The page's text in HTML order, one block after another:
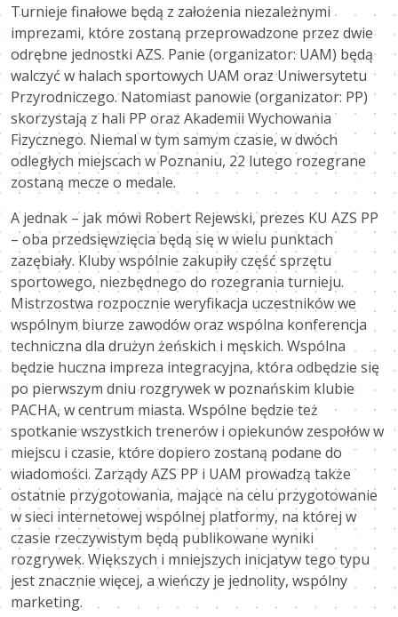
Turnieje finałowe będą z założenia niezależnymi
imprezami, które zostaną przeprowadzone przez dwie
odrębne jednostki AZS. Panie (organizator: UAM) będą
walczyć w halach sportowych UAM oraz Uniwersytetu
Przyrodniczego. Natomiast panowie (organizator: PP)
skorzystają z hali PP oraz Akademii Wychowania
Fizycznego. Niemal w tym samym czasie, w dwóch
odległych miejscach w Poznaniu, 22 lutego rozegrane
zostaną mecze o medale.
A jednak – jak mówi Robert Rejewski, prezes KU AZS PP
– oba przedsięwzięcia będą się w wielu punktach
zazębiały. Kluby wspólnie zakupiły część sprzętu
sportowego, niezbędnego do rozegrania turnieju.
Mistrzostwa rozpocznie weryfikacja uczestników we
wspólnym biurze zawodów oraz wspólna konferencja
techniczna dla drużyn żeńskich i męskich. Wspólna
będzie huczna impreza integracyjna, która odbędzie się
po pierwszym dniu rozgrywek w poznańskim klubie
PACHA, w centrum miasta. Wspólne będzie też
spotkanie wszystkich trenerów i opiekunów zespołów w
miejscu i czasie, które dopiero zostaną podane do
wiadomości. Zarządy AZS PP i UAM prowadzą także
ostatnie przygotowania, mające na celu przygotowanie
w sieci internetowej wspólnej platformy, na której w
czasie rzeczywistym będą publikowane wyniki
rozgrywek. Większych i mniejszych inicjatyw tego typu
jest znacznie więcej, a wieńczy je jednolity, wspólny
marketing.